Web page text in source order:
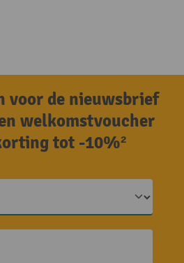
voor de nieuwsbrief
welkomstvoucher
tot -10%²